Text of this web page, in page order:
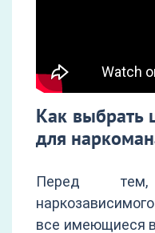
Как выбрать
для
Перед
все имеющиеся